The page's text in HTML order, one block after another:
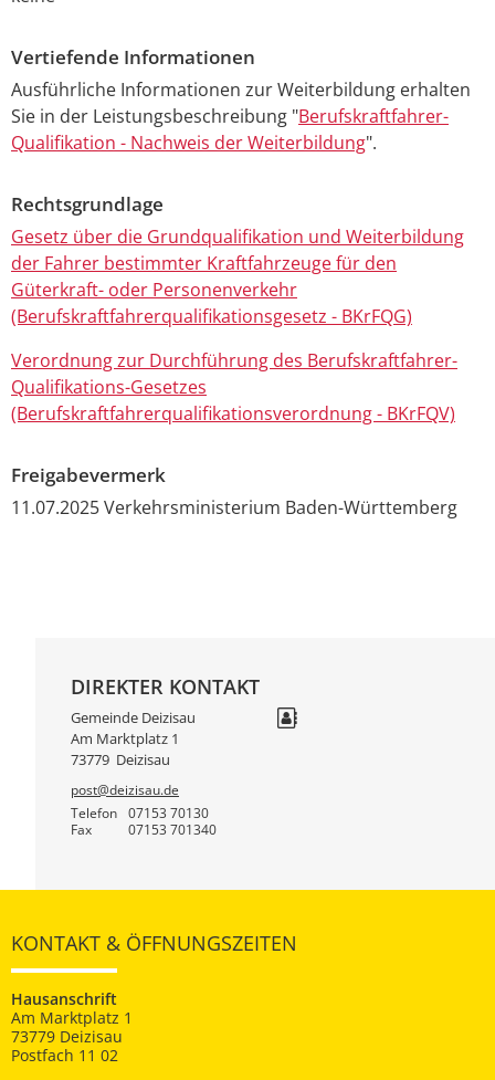
Vertiefende Informationen
Ausführliche Informationen zur Weiterbildung erhalten
Sie in der Leistungsbeschreibung "Berufskraftfahrer-
Qualifikation - Nachweis der Weiterbildung".
Rechtsgrundlage
Gesetz über die Grundqualifikation und Weiterbildung
der Fahrer bestimmter Kraftfahrzeuge für den
Güterkraft- oder Personenverkehr
(Berufskraftfahrerqualifikationsgesetz - BKrFQG)
Verordnung zur Durchführung des Berufskraftfahrer-
Qualifikations-Gesetzes
(Berufskraftfahrerqualifikationsverordnung - BKrFQV)
Freigabevermerk
11.07.2025Verkehrsministerium Baden-Württemberg
DIREKTER KONTAKT
Gemeinde Deizisau
Am Marktplatz 1
73779 Deizisau
post@deizisau.de
Telefon
07153 70130
Fax 07153 701340
KONTAKT & ÖFFNUNGSZEITEN
Hausanschrift
Am Marktplatz 1
73779 Deizisau
Postfach 11 02